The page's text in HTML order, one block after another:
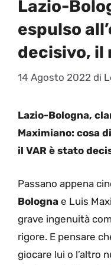
Lazio-
espulso
decisivo, il
14 Agosto 2022 di
Lazio-Bologna,
Maximiano: cosa
il VAR è stato
Passano appena
Bologna e Luis
grave ingenuità
rigore. E pensare
giocare lui o l’altro